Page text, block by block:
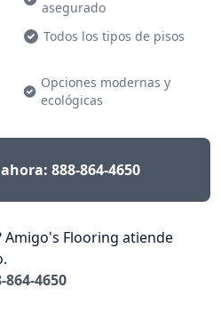
asegurado
Todos los tipos de pisos
Opciones modernas y
ecológicas
888-864-4650
Amigo's Flooring atiende
864-4650